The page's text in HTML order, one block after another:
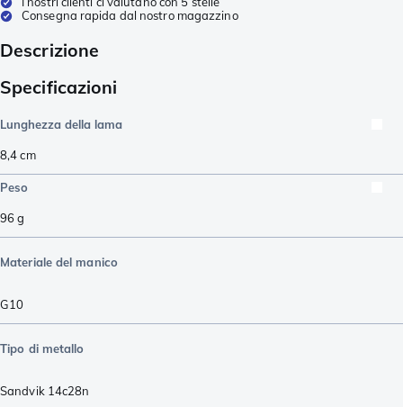
Consegna rapida dal nostro magazzino
Descrizione
Specificazioni
Lunghezza della lama
8,4cm
Peso
96g
Materiale del manico
G10
Tipo di metallo
Sandvik 14c28n